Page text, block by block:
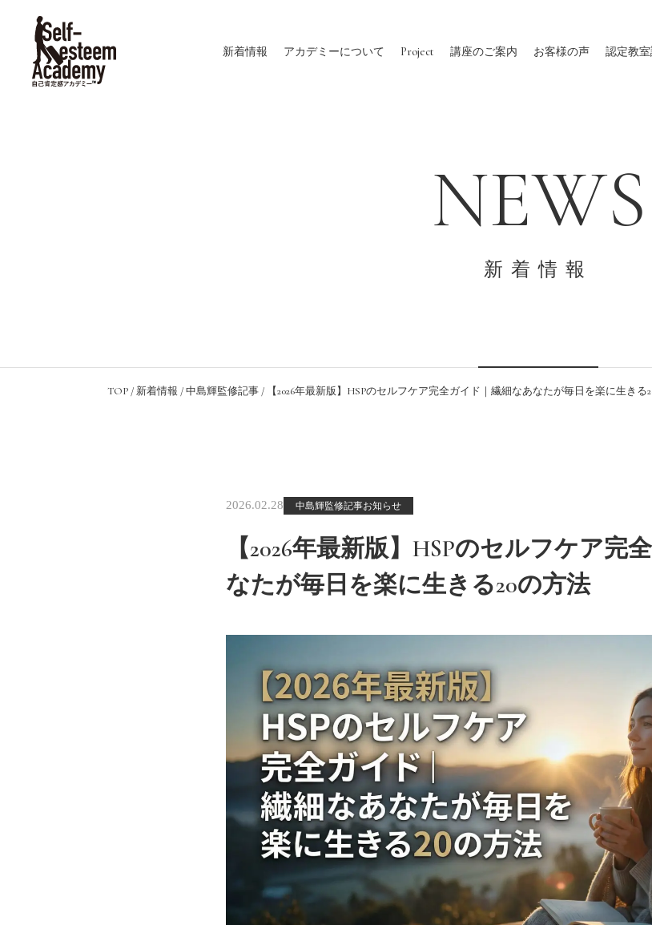
新着情報 アカデミーについて Project 講座のご案内 お客様の声 認定教
NEWS
新着情報
TOP / 新着情報 /中島輝監修記事 / 【2026年最新版】HSPのセルフケア完全ガイド｜繊細なあなたが毎日を楽に生きる
2026.02.28 中島輝監修記事お知らせ
【2026年最新版】HSPのセルフケア完
なたが毎日を楽に生きる20の方法